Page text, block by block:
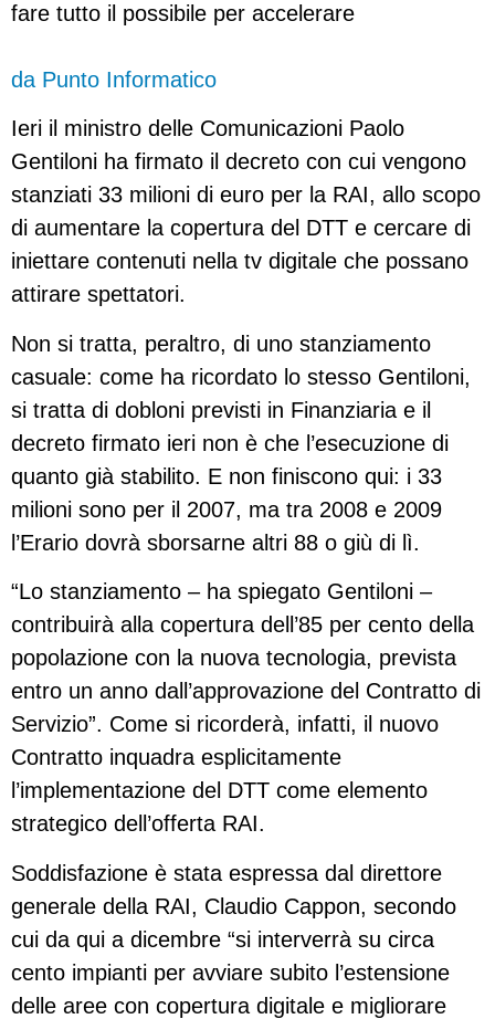
fare tutto il possibile per accelerare
da Punto Informatico
Ieri il ministro delle Comunicazioni Paolo
Gentiloni ha firmato il decreto con cui vengono
stanziati 33 milioni di euro per la RAI, allo scopo
di aumentare la copertura del DTT e cercare di
iniettare contenuti nella tv digitale che possano
attirare spettatori.
Non si tratta, peraltro, di uno stanziamento
casuale: come ha ricordato lo stesso Gentiloni,
si tratta di dobloni previsti in Finanziaria e il
decreto firmato ieri non è che l’esecuzione di
quanto già stabilito. E non finiscono qui: i 33
milioni sono per il 2007, ma tra 2008 e 2009
l’Erario dovrà sborsarne altri 88 o giù di lì.
“Lo stanziamento – ha spiegato Gentiloni –
contribuirà alla copertura dell’85 per cento della
popolazione con la nuova tecnologia, prevista
entro un anno dall’approvazione del Contratto di
Servizio”. Come si ricorderà, infatti, il nuovo
Contratto inquadra esplicitamente
l’implementazione del DTT come elemento
strategico dell’offerta RAI.
Soddisfazione è stata espressa dal direttore
generale della RAI, Claudio Cappon, secondo
cui da qui a dicembre “si interverrà su circa
cento impianti per avviare subito l’estensione
delle aree con copertura digitale e migliorare